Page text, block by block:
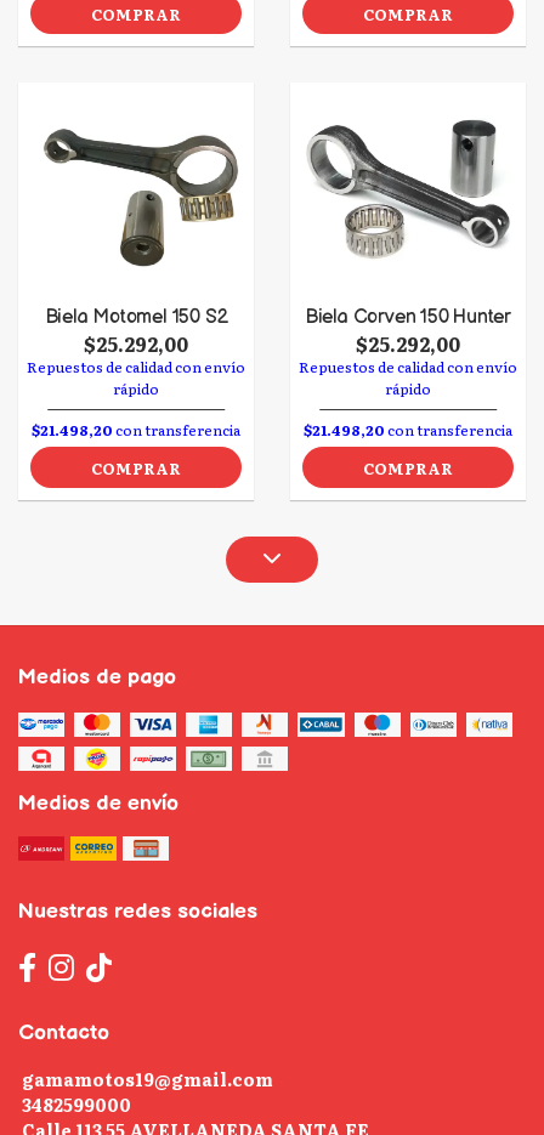
COMPRAR COMPRAR
Biela Motomel 150 S2
$25.292,00
Repuestos de calidad con envío
rápido
$21.498,20con transferencia
COMPRAR
Biela Corven 150 Hunter
$25.292,00
Repuestos de calidad con envío
rápido
$21.498,20con transferencia
COMPRAR
Medios de pago
Medios de envío
Nuestras redes sociales
Contacto
gamamotos19@gmail.com
3482599000
Calle 113 55 AVELLANEDA SANTA FE